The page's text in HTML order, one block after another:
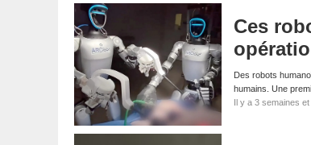
Ces
Des robots
humains. Une
Il y a 3 semaines et